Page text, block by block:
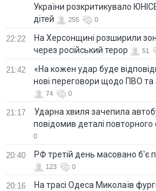
України розкритикувало
дітей
255 0
22:22
На Херсонщині розширили
через російський терор
51
21:42
«На кожен удар буде
нові переговори щодо ПВО та
74 0
21:17
Ударна хвиля зачепила
повідомив деталі
0
20:40 РФ третій день масовано б'є
123 0
20:16
На трасі Одеса Миколаїв